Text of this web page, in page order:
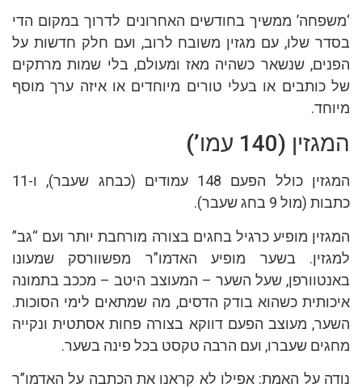
‘משפחה’ ממשיך בחודשים האחרונים לדרוך במקום הדי
בסדר שלו, עם מגזין משובח לרוב, ועם חלק חדשות על
הפנים, שנשאר כשהיה מאז ומעולם, בלי שמות מרתקים
של כותבים או בעלי טורים מיוחדים או איזה ערך מוסף
מיוחד.
המגזין (140 עמו’)
המגזין כולל הפעם 148 עמודים (כבחג שעבר), ו-11
כתבות (מול 9 בחג שעבר).
המגזין מופיע כרגיל בחגים בצורה מורחבת יותר ועם “גב”
למגזין. בשער מופיע האדמו”ר מפשוורסק שמעונו
באנטוורפן, שעל השער – המעוצב היטב – מככב בתמונה
איכותית כשהוא בודק הדסים, מה שמתאים לימי הסוכות.
השער, מעוצב הפעם דווקא בצורה פחות אסתטית ונקייה
מחגים שעברו, ועם הרבה טקסט בכל פינה בשער.
נודה על האמת: אפילו לא קראנו את הכתבה על האדמו”ר